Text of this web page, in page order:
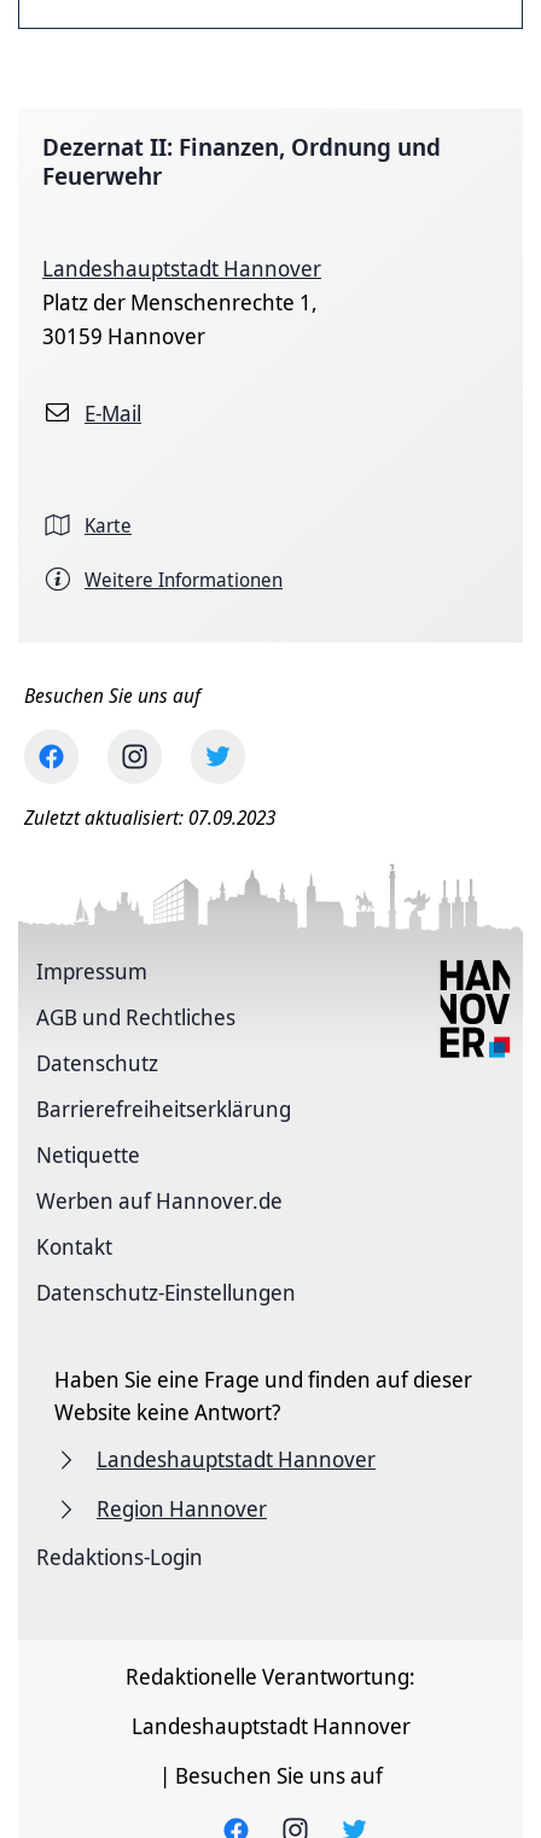
Dezernat II: Finanzen, Ordnung und
Feuerwehr
Landeshauptstadt Hannover
Platz der Menschenrechte 1,
30159 Hannover
E-Mail
Karte
Weitere Informationen
Besuchen Sie uns auf
Zuletzt aktualisiert: 07.09.2023
Impressum
AGB und Rechtliches
Datenschutz
Barriere­freiheits­erklärung
Netiquette
Werben auf Hannover.de
Kontakt
Datenschutz-Einstellungen
Haben Sie eine Frage und finden auf dieser
Website keine Antwort?
Landeshauptstadt Hannover
Region Hannover
Redaktions-Login
Redaktionelle Verantwortung:
Landeshauptstadt Hannover
| Besuchen Sie uns auf